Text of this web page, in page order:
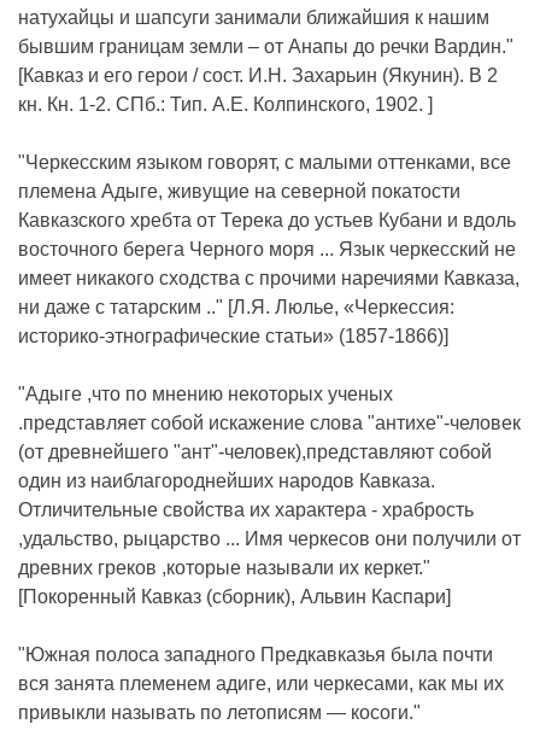
натухайцы и шапсуги занимали ближайшия к нашим
бывшим границам земли – от Анапы до речки Вардин."
[Кавказ и его герои / сост. И.Н. Захарьин (Якунин). В 2
кн. Кн. 1-2. СПб.: Тип. А.Е. Колпинского, 1902. ]
"Черкесским языком говорят, с малыми оттенками, все
племена Адыге, живущие на северной покатости
Кавказского хребта от Терека до устьев Кубани и вдоль
восточного берега Черного моря ... Язык черкесский не
имеет никакого сходства с прочими наречиями Кавказа,
ни даже с татарским .." [Л.Я. Люлье, «Черкессия:
историко-этнографические статьи» (1857-1866)]
"Адыге ,что по мнению некоторых ученых
.представляет собой искажение слова "антихе"-человек
(от древнейшего "ант"-человек),представляют собой
один из наиблагороднейших народов Кавказа.
Отличительные свойства их характера - храбрость
,удальство, рыцарство ... Имя черкесов они получили от
древних греков ,которые называли их керкет."
[Покоренный Кавказ (сборник), Альвин Каспари]
"Южная полоса западного Предкавказья была почти
вся занята племенем адиге, или черкесами, как мы их
привыкли называть по летописям — косоги."